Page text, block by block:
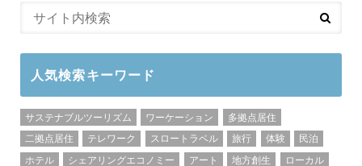
人気検索キーワード
サステナブルツーリズム ワーケーション
多拠点居住
二拠点居住
テレワーク スロートラベル 旅行 体験
民泊
ホテル
シェアリングエコノミー アート 地方創生
ローカル